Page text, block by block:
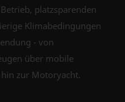
platzsparenden
Klimabedingungen
- von
über mobile
zur Motoryacht.